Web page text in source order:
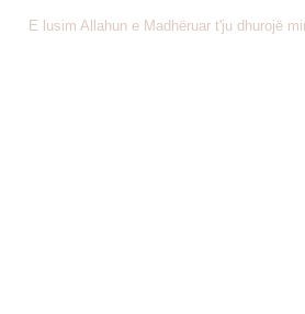
E lusim Allahun e Madhëruar t'ju dhurojë